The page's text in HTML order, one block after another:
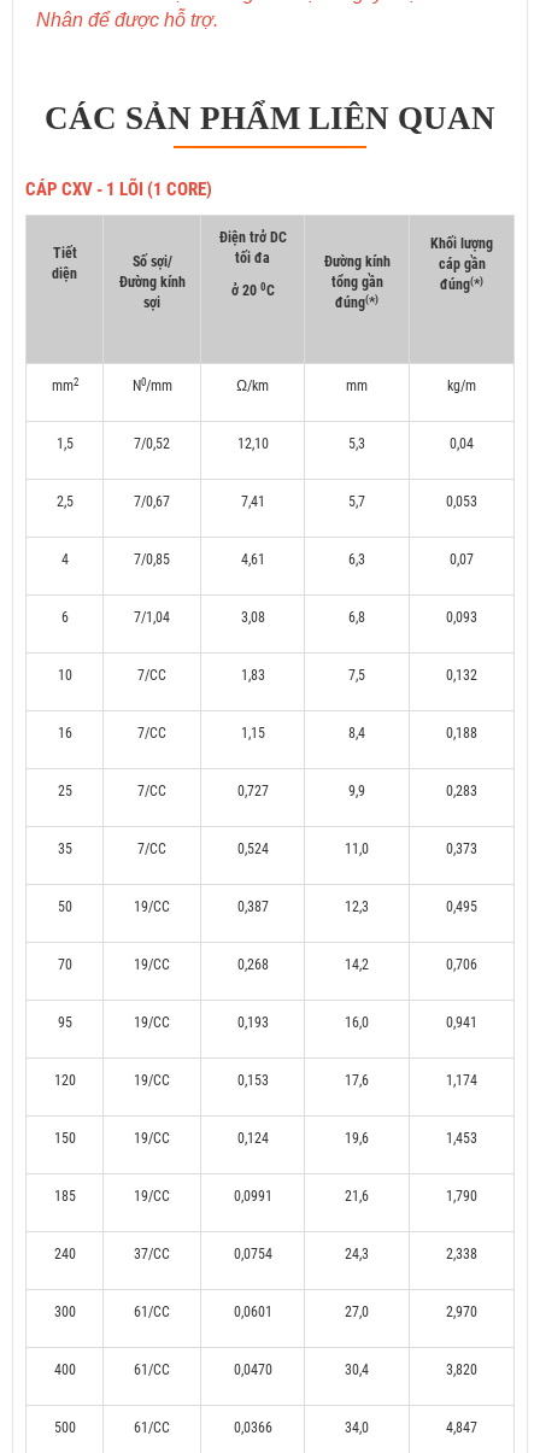
Nhân để được hỗ trợ.
CÁC SẢN PHẨM LIÊN QUAN
CÁP CXV - 1 LÕI (1 CORE)
Tiết
diện
Số sợi/
Đường kính
sợi
Điện trở DC
tối đa
ở 20 0C
Đường kính
tổng gần
đúng(*)
Khối lượng
cáp gần
đúng(*)
mm2 N0/mm Ω/km mm kg/m
1,5 7/0,52 12,10 5,3 0,04
2,5 7/0,67 7,41 5,7 0,053
4 7/0,85 4,61 6,3 0,07
6 7/1,04 3,08 6,8 0,093
10 7/CC 1,83 7,5 0,132
16 7/CC 1,15 8,4 0,188
25 7/CC 0,727 9,9 0,283
35 7/CC 0,524 11,0 0,373
50 19/CC 0,387 12,3 0,495
70 19/CC 0,268 14,2 0,706
95 19/CC 0,193 16,0 0,941
120 19/CC 0,153 17,6 1,174
150 19/CC 0,124 19,6 1,453
185 19/CC 0,0991 21,6 1,790
240 37/CC 0,0754 24,3 2,338
300 61/CC 0,0601 27,0 2,970
400 61/CC 0,0470 30,4 3,820
500 61/CC 0,0366 34,0 4,847